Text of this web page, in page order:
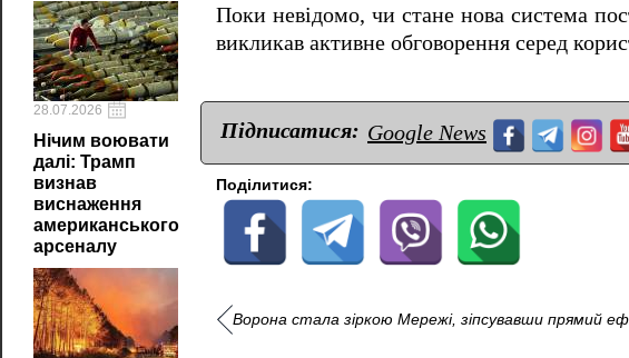
28.07.2026
Нічим воювати
далі: Трамп
визнав
виснаження
американського
арсеналу
Поки невідомо, чи стане нова система
викликав активне обговорення серед
Підписатися: Google News
Поділитися:
Ворона стала зіркою Мережі, зіпсувавши прямий